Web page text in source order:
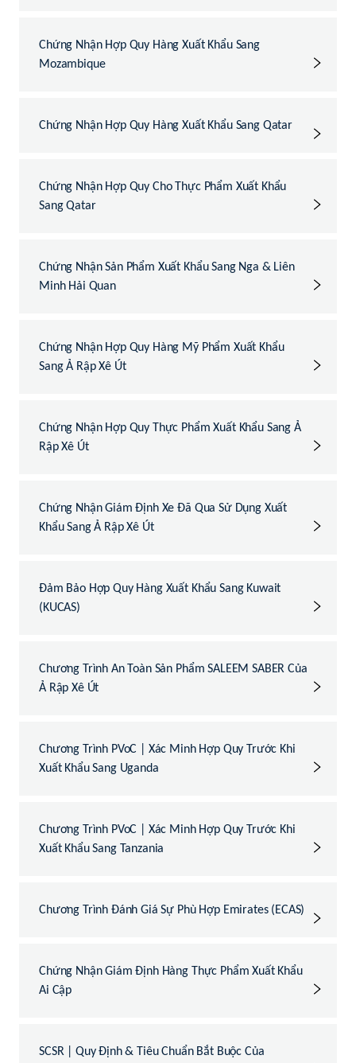
Chứng Nhận Hợp Quy Hàng Xuất Khẩu Sang
Mozambique
Chứng Nhận Hợp Quy Hàng Xuất Khẩu Sang Qatar
Chứng Nhận Hợp Quy Cho Thực Phẩm Xuất Khẩu
Sang Qatar
Chứng Nhận Sản Phẩm Xuất Khẩu Sang Nga & Liên
Minh Hải Quan
Chứng Nhận Hợp Quy Hàng Mỹ Phẩm Xuất Khẩu
Sang Ả Rập Xê Út
Chứng Nhận Hợp Quy Thực Phẩm Xuất Khẩu Sang Ả
Rập Xê Út
Chứng Nhận Giám Định Xe Đã Qua Sử Dụng Xuất
Khẩu Sang Ả Rập Xê Út
Đảm Bảo Hợp Quy Hàng Xuất Khẩu Sang Kuwait
(KUCAS)
Chương Trình An Toàn Sản Phẩm SALEEM SABER Của
Ả Rập Xê Út
Chương Trình PVoC | Xác Minh Hợp Quy Trước Khi
Xuất Khẩu Sang Uganda
Chương Trình PVoC | Xác Minh Hợp Quy Trước Khi
Xuất Khẩu Sang Tanzania
Chương Trình Đánh Giá Sự Phù Hợp Emirates (ECAS)
Chứng Nhận Giám Định Hàng Thực Phẩm Xuất Khẩu
Ai Cập
SCSR | Quy Định & Tiêu Chuẩn Bắt Buộc Của